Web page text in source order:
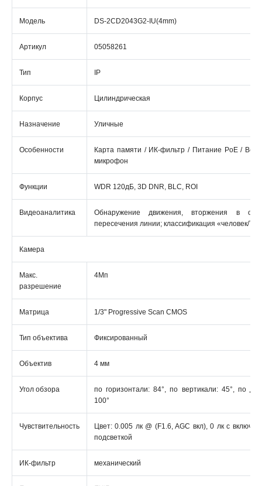
Модель DS-2CD2043G2-IU(4mm)
Артикул 05058261
Тип IP
Корпус Цилиндрическая
Назначение Уличные
Особенности
Карта памяти / ИК-фильтр / Питание PoE /
микрофон
Функции WDR 120дБ, 3D DNR, BLC, ROI
Видеоаналитика
Обнаружение движения, вторжения в
пересечения линии; классификация «человек/ТС»
Камера
Макс.
разрешение
4Мп
Матрица 1/3" Progressive Scan CMOS
Тип объектива Фиксированный
Объектив 4 мм
Угол обзора
по горизонтали: 84°, по вертикали: 45°, по
100°
Чувствительность
Цвет: 0.005 лк @ (F1.6, AGC вкл), 0 лк с
подсветкой
ИК-фильтр механический